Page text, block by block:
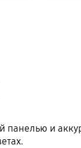
панелью и